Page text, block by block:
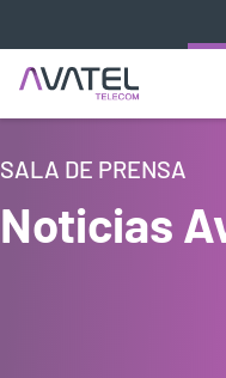
SALA DE PRENSA
Noticias